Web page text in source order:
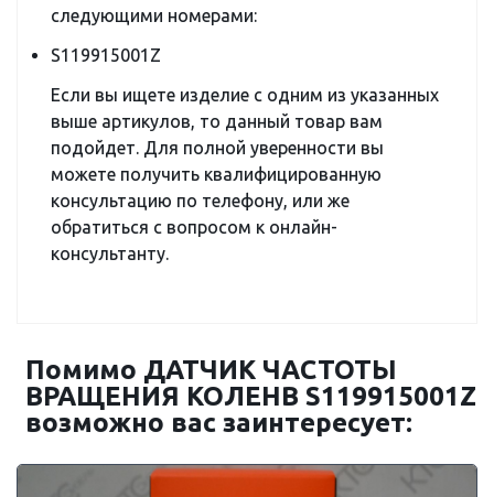
следующими номерами:
S119915001Z
Если вы ищете изделие с одним из указанных
выше артикулов, то данный товар вам
подойдет. Для полной уверенности вы
можете получить квалифицированную
консультацию по телефону, или же
обратиться с вопросом к онлайн-
консультанту.
Помимо ДАТЧИК ЧАСТОТЫ
ВРАЩЕНИЯ КОЛЕНВ S119915001Z
возможно вас заинтересует: